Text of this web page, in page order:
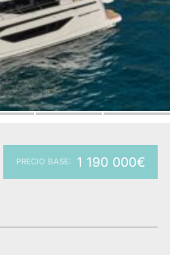
PRECIO BASE: 1 190 000€